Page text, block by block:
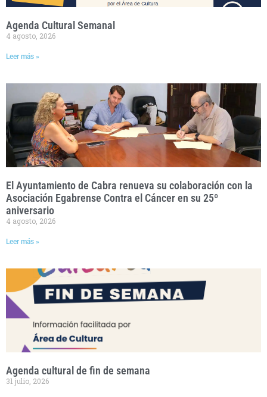
Agenda Cultural Semanal
4 agosto, 2026
Leer más »
El Ayuntamiento de Cabra renueva su colaboración con la
Asociación Egabrense Contra el Cáncer en su 25º
aniversario
4 agosto, 2026
Leer más »
Agenda cultural de fin de semana
31 julio, 2026